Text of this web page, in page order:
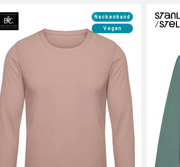
Gestalte jetzt dein Longsleeve mit
individuellen Logos und Motiven
Nackenband
Vegan